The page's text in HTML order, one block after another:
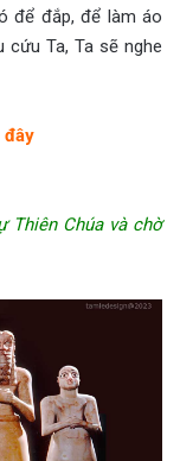
để đắp, để làm áo
cứu Ta, Ta sẽ nghe
đây
Thiên Chúa và chờ